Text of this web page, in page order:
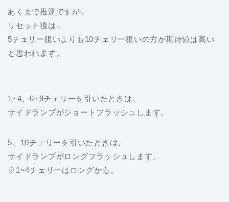
あくまで推測ですが、
リセット後は、
5チェリー狙いよりも10チェリー狙いの方が期待値は高い
と思われます。
1~4、6~9チェリーを引いたときは、
サイドランプがショートフラッシュします。
5、10チェリーを引いたときは、
サイドランプがロングフラッシュします。
※1~4チェリーはロングかも。